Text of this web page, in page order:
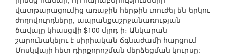
վատթարացումից առաջին հերթին տուժել են երկու
ժողովուրդները, ապրանքաշրջանառության
ծավալը կհասցվի $100 մլրդ-ի։ Անկարան
շարունակելու է սիրիական ճգնաժամի հարցում
Մոսկվայի հետ դիրքորոշման մերձեցման կուրսը: